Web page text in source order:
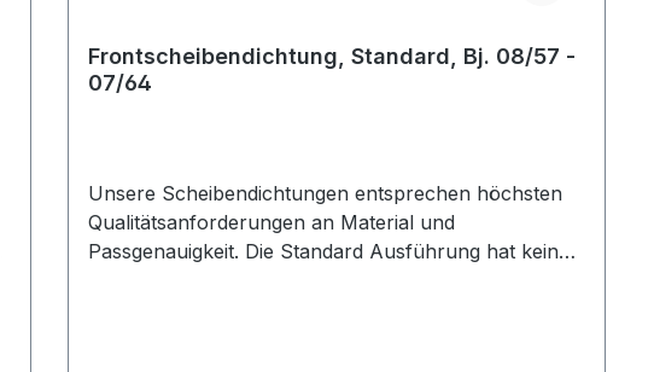
Frontscheibendichtung, Standard, Bj. 08/57 -
07/64
Unsere Scheibendichtungen entsprechen höchsten
Qualitätsanforderungen an Material und
Passgenauigkeit. Die Standard Ausführung hat keine